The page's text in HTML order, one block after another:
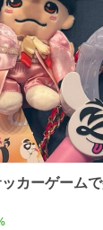
カーゲーム